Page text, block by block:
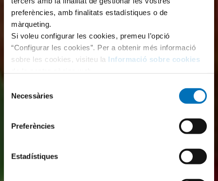
preferències, amb finalitats estadístiques o de
màrqueting.
Si voleu configurar les cookies, premeu l’opció
“Configurar les cookies”. Per a obtenir més informació
sobre les cookies, visiteu la Informació sobre cookies
Necessàries
Preferències
Estadístiques